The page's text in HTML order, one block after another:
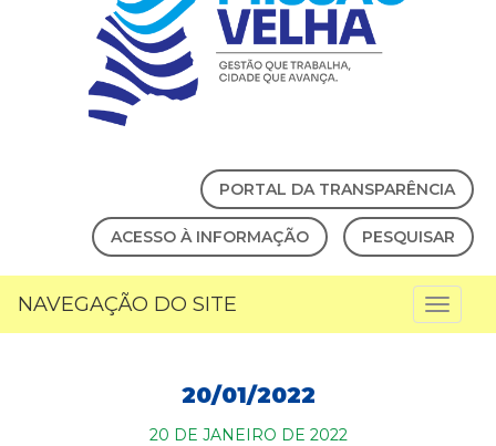
PORTAL DA TRANSPARÊNCIA
ACESSO À INFORMAÇÃO PESQUISAR
NAVEGAÇÃO DO SITE
20/01/2022
20 DE JANEIRO DE 2022